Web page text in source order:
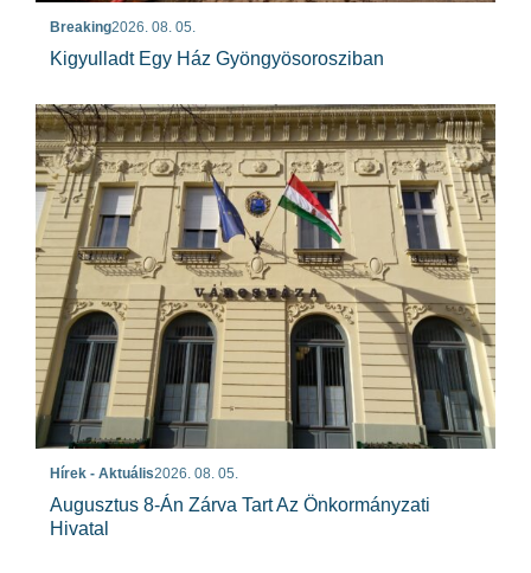
Breaking2026. 08. 05.
Kigyulladt Egy Ház Gyöngyösorosziban
Hírek - Aktuális2026. 08. 05.
Augusztus 8-Án Zárva Tart Az Önkormányzati
Hivatal